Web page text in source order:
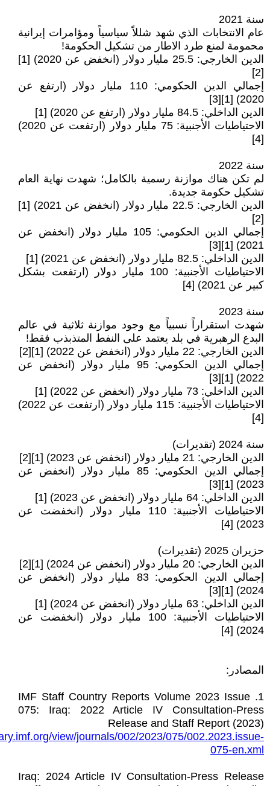
سنة 2021
عام الانتخابات الذي شهد شللاً سياسياً ومؤامرات إيرانية
محمومة لمنع طرد الاطار من تشكيل الحكومة!
الدين الخارجي: 25.5 مليار دولار (انخفض عن 2020) [1]
[2]
إجمالي الدين الحكومي: 110 مليار دولار (ارتفع عن
2020) [1][3]
الدين الداخلي: 84.5 مليار دولار (ارتفع عن 2020) [1]
الاحتياطيات الأجنبية: 75 مليار دولار (ارتفعت عن 2020)
[4]
سنة 2022
لم تكن هناك موازنة رسمية بالكامل؛ شهدت نهاية العام
تشكيل حكومة جديدة.
الدين الخارجي: 22.5 مليار دولار (انخفض عن 2021) [1]
[2]
إجمالي الدين الحكومي: 105 مليار دولار (انخفض عن
2021) [1][3]
الدين الداخلي: 82.5 مليار دولار (انخفض عن 2021) [1]
الاحتياطيات الأجنبية: 100 مليار دولار (ارتفعت بشكل
كبير عن 2021) [4]
سنة 2023
شهدت استقراراً نسبياً مع وجود موازنة ثلاثية في عالم
البدع الرهبرية في بلد يعتمد على النفط المتذبذب فقط!
الدين الخارجي: 22 مليار دولار (انخفض عن 2022) [1][2]
إجمالي الدين الحكومي: 95 مليار دولار (انخفض عن
2022) [1][3]
الدين الداخلي: 73 مليار دولار (انخفض عن 2022) [1]
الاحتياطيات الأجنبية: 115 مليار دولار (ارتفعت عن 2022)
[4]
سنة 2024 (تقديرات)
الدين الخارجي: 21 مليار دولار (انخفض عن 2023) [1][2]
إجمالي الدين الحكومي: 85 مليار دولار (انخفض عن
2023) [1][3]
الدين الداخلي: 64 مليار دولار (انخفض عن 2023) [1]
الاحتياطيات الأجنبية: 110 مليار دولار (انخفضت عن
2023) [4]
حزيران 2025 (تقديرات)
الدين الخارجي: 20 مليار دولار (انخفض عن 2024) [1][2]
إجمالي الدين الحكومي: 83 مليار دولار (انخفض عن
2024) [1][3]
الدين الداخلي: 63 مليار دولار (انخفض عن 2024) [1]
الاحتياطيات الأجنبية: 100 مليار دولار (انخفضت عن
2024) [4]
المصادر:
1. IMF Staff Country Reports Volume 2023 Issue
075: Iraq: 2022 Article IV Consultation-Press
Release and Staff Report (2023)
view/journals/002/2023/075/002.2023.issue-
075-en.xml
Iraq: 2024 Article IV Consultation-Press Release